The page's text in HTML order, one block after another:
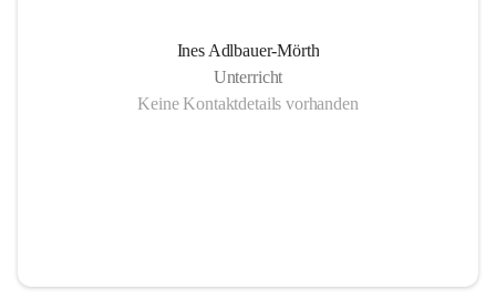
Ines Adlbauer-Mörth
Unterricht
Keine Kontaktdetails vorhanden